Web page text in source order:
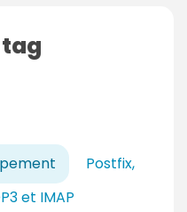
Postfix,
et IMAP